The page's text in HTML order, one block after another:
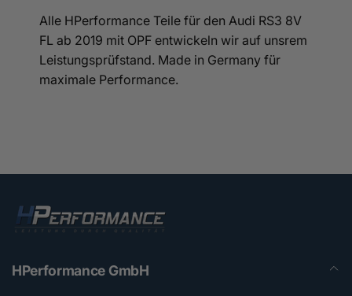
Alle HPerformance Teile für den Audi RS3 8V
FL ab 2019 mit OPF entwickeln wir auf unsrem
Leistungsprüfstand. Made in Germany für
maximale Performance.
HPerformance GmbH